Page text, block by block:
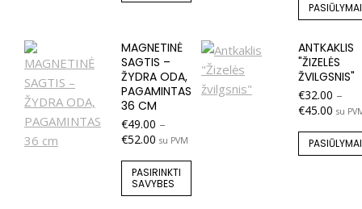
PASIŪLYMAI
MAGNETINĖ
SAGTIS –
ŽYDRA ODA,
PAGAMINTAS
36 CM
€49.00 –
€52.00 su PVM
PASIRINKTI
SAVYBES
ANTKAKLIS
"ŽIZELĖS
ŽVILGSNIS"
€32.00 –
€45.00 su
PASIŪLYMAI